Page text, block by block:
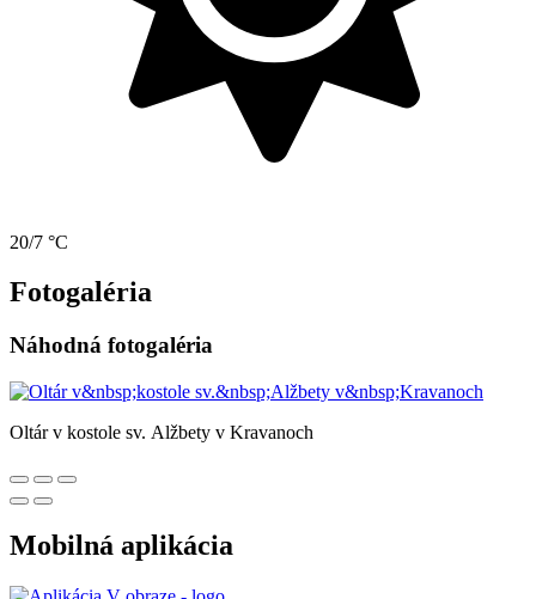
20/7 °C
Fotogaléria
Náhodná fotogaléria
Oltár v kostole sv. Alžbety v Kravanoch
Mobilná aplikácia